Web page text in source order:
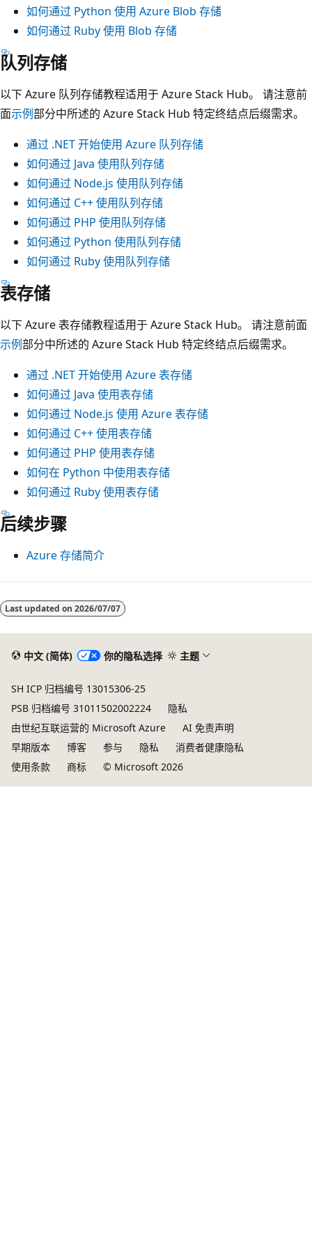
如何通过 Python 使用 Azure Blob 存储
如何通过 Ruby 使用 Blob 存储
队列存储
以下 Azure 队列存储教程适用于 Azure Stack Hub。 请注意前
面示例部分中所述的 Azure Stack Hub 特定终结点后缀需求。
通过 .NET 开始使用 Azure 队列存储
如何通过 Java 使用队列存储
如何通过 Node.js 使用队列存储
如何通过 C++ 使用队列存储
如何通过 PHP 使用队列存储
如何通过 Python 使用队列存储
如何通过 Ruby 使用队列存储
表存储
以下 Azure 表存储教程适用于 Azure Stack Hub。 请注意前面
示例部分中所述的 Azure Stack Hub 特定终结点后缀需求。
通过 .NET 开始使用 Azure 表存储
如何通过 Java 使用表存储
如何通过 Node.js 使用 Azure 表存储
如何通过 C++ 使用表存储
如何通过 PHP 使用表存储
如何在 Python 中使用表存储
如何通过 Ruby 使用表存储
后续步骤
Azure 存储简介
Last updated on 2026/07/07
中文 (简体) 你的隐私选择 主题
SH ICP 归档编号 13015306-25
PSB 归档编号 31011502002224
隐私
由世纪互联运营的 Microsoft Azure
AI 免责声明
早期版本
博客 参与 隐私
消费者健康隐私
使用条款
商标 © Microsoft 2026